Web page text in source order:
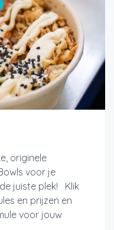
originele
voor je
juiste plek! Klik
en prijzen en
voor jouw